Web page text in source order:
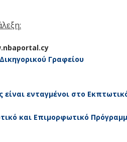
Γραφείου
ενταγμένοι στο
και Επιμορφωτικό